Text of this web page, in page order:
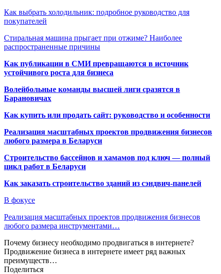
Как выбрать холодильник: подробное руководство для
покупателей
Стиральная машина прыгает при отжиме? Наиболее
распространенные причины
Как публикации в СМИ превращаются в источник
устойчивого роста для бизнеса
Волейбольные команды высшей лиги сразятся в
Барановичах
Как купить или продать сайт: руководство и особенности
Реализация масштабных проектов продвижения бизнесов
любого размера в Беларуси
Строительство бассейнов и хамамов под ключ — полный
цикл работ в Беларуси
Как заказать строительство зданий из сэндвич-панелей
В фокусе
Реализация масштабных проектов продвижения бизнесов
любого размера инструментами…
Почему бизнесу необходимо продвигаться в интернете?
Продвижение бизнеса в интернете имеет ряд важных
преимуществ…
Поделиться